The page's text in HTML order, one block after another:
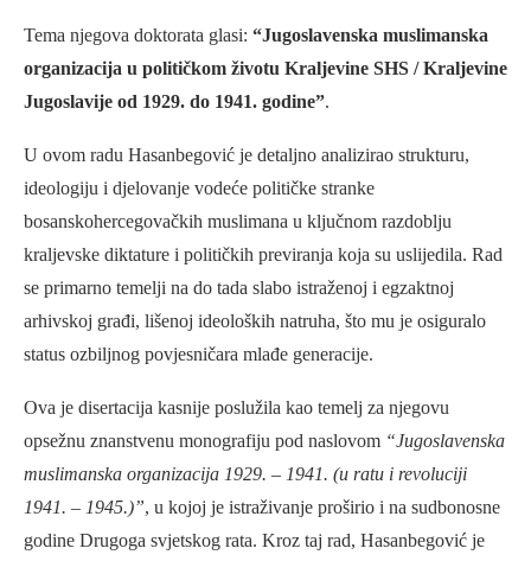
Tema njegova doktorata glasi: “Jugoslavenska muslimanska
organizacija u političkom životu Kraljevine SHS / Kraljevine
Jugoslavije od 1929. do 1941. godine”.
U ovom radu Hasanbegović je detaljno analizirao strukturu,
ideologiju i djelovanje vodeće političke stranke
bosanskohercegovačkih muslimana u ključnom razdoblju
kraljevske diktature i političkih previranja koja su uslijedila. Rad
se primarno temelji na do tada slabo istraženoj i egzaktnoj
arhivskoj građi, lišenoj ideoloških natruha, što mu je osiguralo
status ozbiljnog povjesničara mlađe generacije.
Ova je disertacija kasnije poslužila kao temelj za njegovu
opsežnu znanstvenu monografiju pod naslovom “Jugoslavenska
muslimanska organizacija 1929. – 1941. (u ratu i revoluciji
1941. – 1945.)”, u kojoj je istraživanje proširio i na sudbonosne
godine Drugoga svjetskog rata. Kroz taj rad, Hasanbegović je